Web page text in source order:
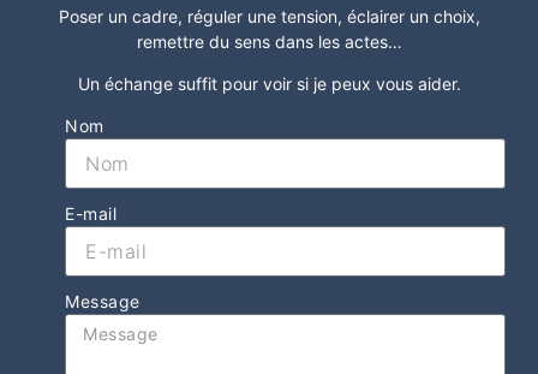
Poser un cadre, réguler une tension, éclairer un choix,
remettre du sens dans les actes…
Un échange suffit pour voir si je peux vous aider.
Nom
E-mail
Message